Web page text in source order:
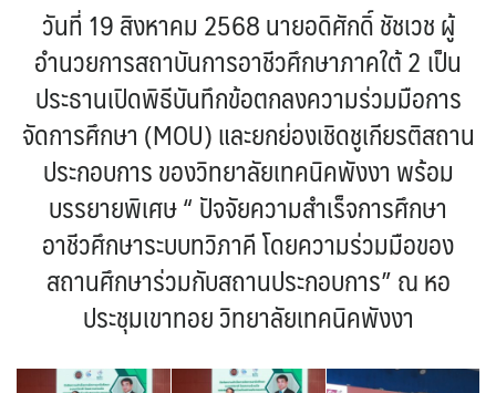
วันที่ 19 สิงหาคม 2568 นายอดิศักดิ์ ชัชเวช ผู้
อำนวยการสถาบันการอาชีวศึกษาภาคใต้ 2 เป็น
ประธานเปิดพิธีบันทึกข้อตกลงความร่วมมือการ
จัดการศึกษา (MOU) และยกย่องเชิดชูเกียรติสถาน
ประกอบการ ของวิทยาลัยเทคนิคพังงา พร้อม
บรรยายพิเศษ “ ปัจจัยความสำเร็จการศึกษา
อาชีวศึกษาระบบทวิภาคี โดยความร่วมมือของ
สถานศึกษาร่วมกับสถานประกอบการ” ณ หอ
ประชุมเขาทอย วิทยาลัยเทคนิคพังงา